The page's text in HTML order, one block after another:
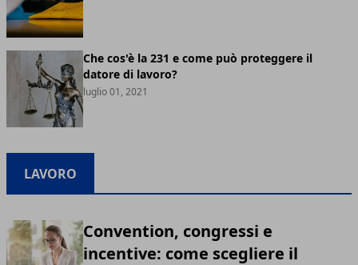
Che cos'è la 231 e come può proteggere il
datore di lavoro?
luglio 01, 2021
LAVORO
Convention, congressi e
incentive: come scegliere il